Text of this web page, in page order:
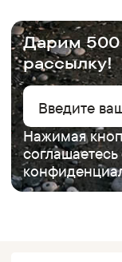
Дарим 500
рассылку!
Нажимая